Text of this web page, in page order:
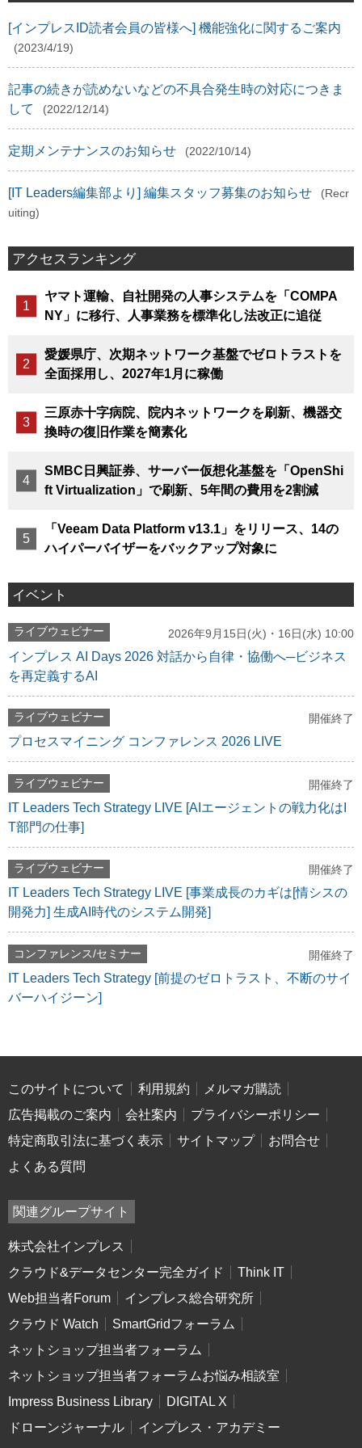
[インプレスID読者会員の皆様へ] 機能強化に関するご案内
(2023/4/19)
記事の続きが読めないなどの不具合発生時の対応につきま
して
(2022/12/14)
定期メンテナンスのお知らせ (2022/10/14)
[IT Leaders編集部より] 編集スタッフ募集のお知らせ
(Recr
uiting)
アクセスランキング
ヤマト運輸、自社開発の人事システムを「COMPA
NY」に移行、人事業務を標準化し法改正に追従
愛媛県庁、次期ネットワーク基盤でゼロトラストを
全面採用し、2027年1月に稼働
三原赤十字病院、院内ネットワークを刷新、機器交
換時の復旧作業を簡素化
SMBC日興証券、サーバー仮想化基盤を「OpenShi
ft Virtualization」で刷新、5年間の費用を2割減
「Veeam Data Platform v13.1」をリリース、14の
ハイパーバイザーをバックアップ対象に
イベント
ライブウェビナー 2026年9月15日(火)・16日(水) 10:00
インプレス AI Days 2026 対話から自律・協働へ─ビジネス
を再定義するAI
ライブウェビナー 開催終了
プロセスマイニング コンファレンス 2026 LIVE
ライブウェビナー 開催終了
IT Leaders Tech Strategy LIVE [AIエージェントの戦力化はI
T部門の仕事]
ライブウェビナー 開催終了
IT Leaders Tech Strategy LIVE [事業成長のカギは[情シスの
開発力] 生成AI時代のシステム開発]
コンファレンス/セミナー 開催終了
IT Leaders Tech Strategy [前提のゼロトラスト、不断のサイ
バーハイジーン]
このサイトについて 利用規約
メルマガ購読
広告掲載のご案内
会社案内
プライバシーポリシー
特定商取引法に基づく表示
サイトマップ
お問合せ
よくある質問
関連グループサイト
株式会社インプレス
クラウド&データセンター完全ガイド
Think IT
Web担当者Forum
インプレス総合研究所
クラウド Watch
SmartGridフォーラム
ネットショップ担当者フォーラム
ネットショップ担当者フォーラムお悩み相談室
Impress Business Library
DIGITAL X
ドローンジャーナル
インプレス・アカデミー